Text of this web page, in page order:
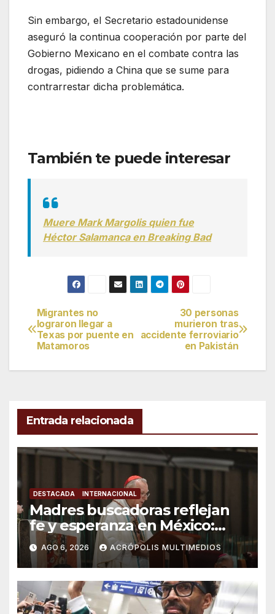
Sin embargo, el Secretario estadounidense
aseguró la continua cooperación por parte del
Gobierno Mexicano en el combate contra las
drogas, pidiendo a China que se sume para
contrarrestar dicha problemática.
También te puede interesar
Muere Mark Margolis quien fue
Héctor Salamanca en Breaking Bad
Navegación
de
entradas
30 personas
murieron tras
accidente ferroviario
en Pakistán
Migrantes no
lograron llegar a
Texas por puente en
Matamoros
Entrada relacionada
DESTACADA INTERNACIONAL
Madres buscadoras reflejan
fe y esperanza en México:
Parolin
AGO 6, 2026 ACRÓPOLIS MULTIMEDIOS